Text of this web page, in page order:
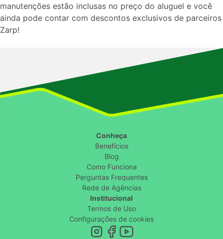
manutenções estão inclusas no preço do aluguel e você
ainda pode contar com descontos exclusivos de parceiros
Zarp!
Conheça
Benefícios
Blog
Como Funciona
Perguntas Frequentes
Rede de Agências
Institucional
Termos de Uso
Configurações de cookies